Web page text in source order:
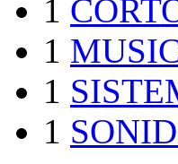
1
1
1
1